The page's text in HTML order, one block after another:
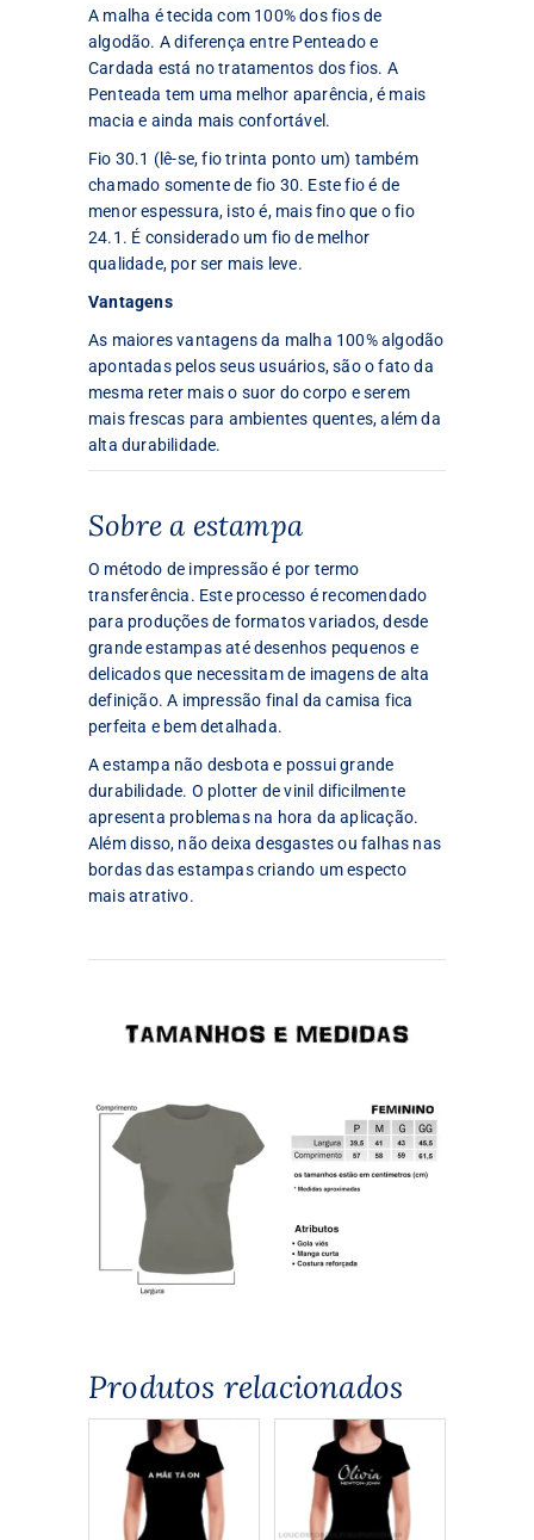
A malha é tecida com 100% dos fios de
algodão. A diferença entre Penteado e
Cardada está no tratamentos dos fios. A
Penteada tem uma melhor aparência, é mais
macia e ainda mais confortável.
Fio 30.1 (lê-se, fio trinta ponto um) também
chamado somente de fio 30. Este fio é de
menor espessura, isto é, mais fino que o fio
24.1. É considerado um fio de melhor
qualidade, por ser mais leve.
Vantagens
As maiores vantagens da malha 100% algodão
apontadas pelos seus usuários, são o fato da
mesma reter mais o suor do corpo e serem
mais frescas para ambientes quentes, além da
alta durabilidade.
Sobre a estampa
O método de impressão é por termo
transferência. Este processo é recomendado
para produções de formatos variados, desde
grande estampas até desenhos pequenos e
delicados que necessitam de imagens de alta
definição. A impressão final da camisa fica
perfeita e bem detalhada.
A estampa não desbota e possui grande
durabilidade. O plotter de vinil dificilmente
apresenta problemas na hora da aplicação.
Além disso, não deixa desgastes ou falhas nas
bordas das estampas criando um especto
mais atrativo.
Produtos relacionados